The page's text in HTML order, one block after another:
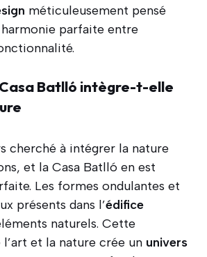
méticuleusement pensé
parfaite entre
Batlló intègre-t-elle
cherché à intégrer la nature
et la Casa Batlló en est
Les formes ondulantes et
présents dans l’édifice
naturels. Cette
et la nature crée un univers